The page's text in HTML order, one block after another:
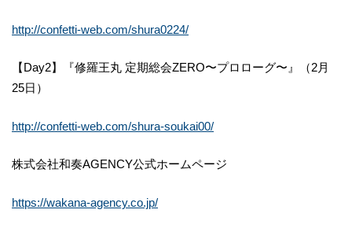
http://confetti-web.com/shura0224/
【Day2】『修羅王丸 定期総会ZERO〜プロローグ〜』（2月
25日）
http://confetti-web.com/shura-soukai00/
株式会社和奏AGENCY公式ホームページ
https://wakana-agency.co.jp/